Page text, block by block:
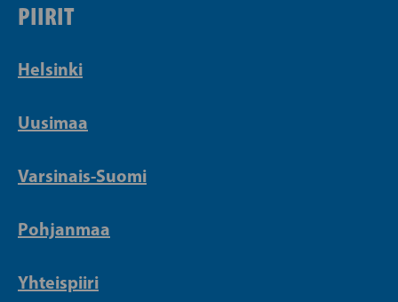
PIIRIT
Helsinki
Uusimaa
Varsinais-Suomi
Pohjanmaa
Yhteispiiri